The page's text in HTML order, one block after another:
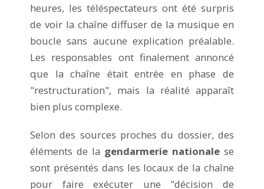
heures, les téléspectateurs ont été surpris
de voir la chaîne diffuser de la musique en
boucle sans aucune explication préalable.
Les responsables ont finalement annoncé
que la chaîne était entrée en phase de
"restructuration", mais la réalité apparaît
bien plus complexe.
Selon des sources proches du dossier, des
éléments de la gendarmerie nationale se
sont présentés dans les locaux de la chaîne
pour faire exécuter une "décision de